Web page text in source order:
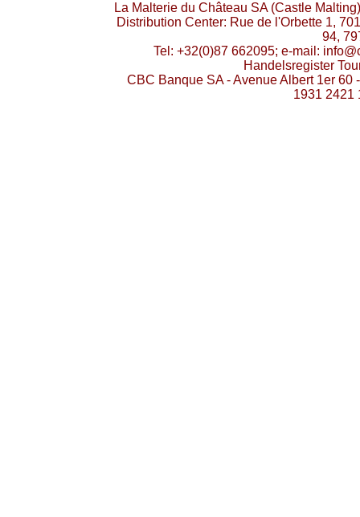
La Malterie du Château SA (Castle
Distribution Center: Rue de l'Orbette 1,
94,
Tel: +32(0)87 662095; e-mail:
Handelsregister
CBC Banque SA - Avenue Albert 1er 60
1931 2421